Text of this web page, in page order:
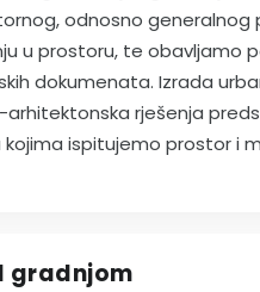
odnosno generalnog
u prostoru, te obavljamo
dokumenata. Izrada
rješenja
ispitujemo prostor i
gradnjom